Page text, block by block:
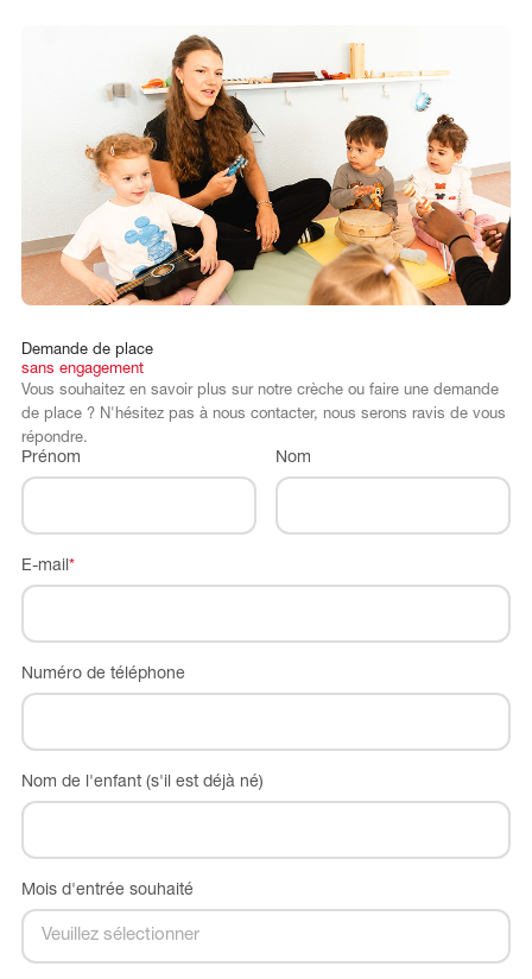
Demande de place
sans engagement
Vous souhaitez en savoir plus sur notre crèche ou faire une demande
de place ? N'hésitez pas à nous contacter, nous serons ravis de vous
répondre.
Prénom Nom
E-mail *
Numéro de téléphone
Nom de l'enfant (s'il est déjà né)
Mois d'entrée souhaité